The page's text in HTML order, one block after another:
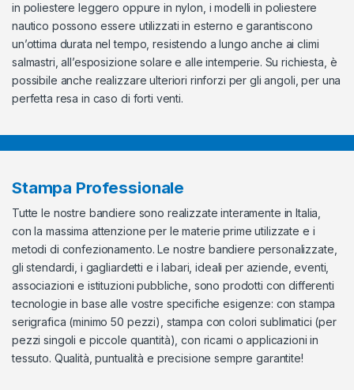
in poliestere leggero oppure in nylon, i modelli in poliestere
nautico possono essere utilizzati in esterno e garantiscono
un’ottima durata nel tempo, resistendo a lungo anche ai climi
salmastri, all’esposizione solare e alle intemperie. Su richiesta, è
possibile anche realizzare ulteriori rinforzi per gli angoli, per una
perfetta resa in caso di forti venti.
Stampa Professionale
Tutte le nostre bandiere sono realizzate interamente in Italia,
con la massima attenzione per le materie prime utilizzate e i
metodi di confezionamento. Le nostre bandiere personalizzate,
gli stendardi, i gagliardetti e i labari, ideali per aziende, eventi,
associazioni e istituzioni pubbliche, sono prodotti con differenti
tecnologie in base alle vostre specifiche esigenze: con stampa
serigrafica (minimo 50 pezzi), stampa con colori sublimatici (per
pezzi singoli e piccole quantità), con ricami o applicazioni in
tessuto. Qualità, puntualità e precisione sempre garantite!